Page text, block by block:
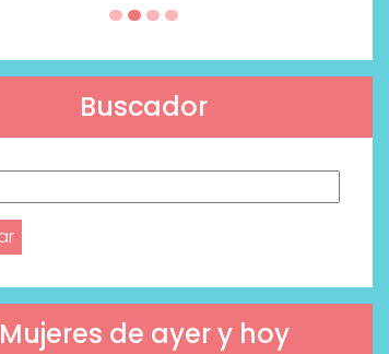
Buscador
Mujeres de ayer y hoy